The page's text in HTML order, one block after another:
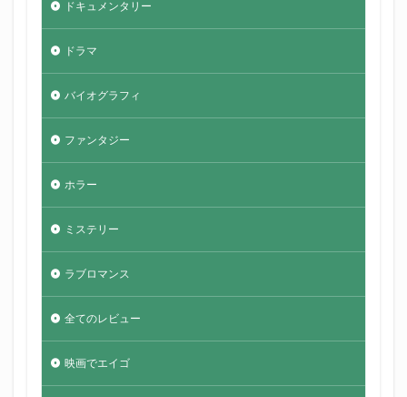
ドキュメンタリー
ドラマ
バイオグラフィ
ファンタジー
ホラー
ミステリー
ラブロマンス
全てのレビュー
映画でエイゴ